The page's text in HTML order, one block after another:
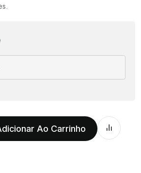
Ao Carrinho